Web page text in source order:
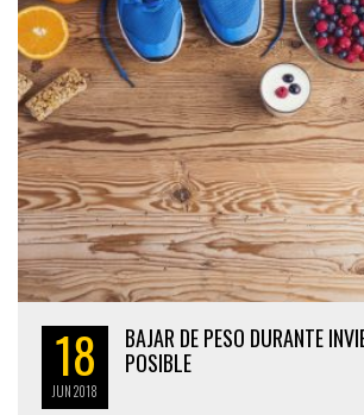
18
JUN2018
BAJAR DE PESO DURANTE
POSIBLE